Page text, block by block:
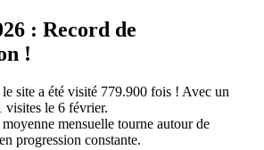
: Record de
!
site a été visité 779.900 fois ! Avec un
visites le 6 février.
mensuelle tourne autour de
progression constante.